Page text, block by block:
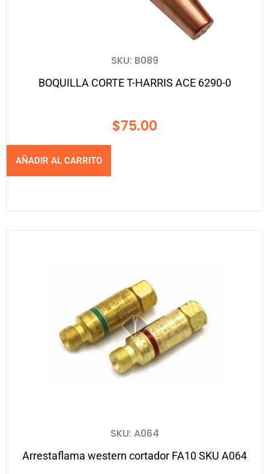
SKU: B089
BOQUILLA CORTE T-HARRIS ACE 6290-0
$75.00
AÑADIR AL CARRITO
SKU: A064
Arrestaflama western cortador FA10 SKU A064